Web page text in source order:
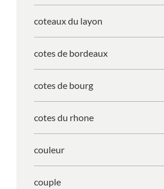
coteaux du layon
cotes de bordeaux
cotes de bourg
cotes du rhone
couleur
couple